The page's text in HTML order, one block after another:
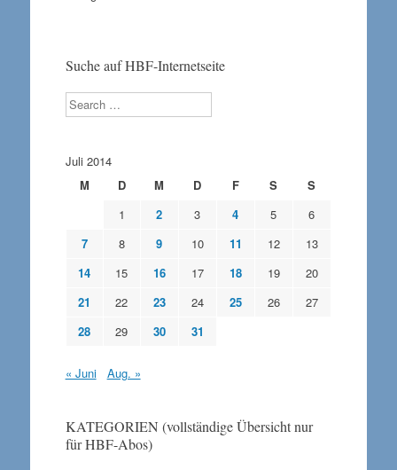
Suche auf HBF-Internetseite
Search
Juli 2014
M
D M D F S
S
1
2 3 4 5
6
7
8 9 10 11 12
13
14
15 16 17 18 19
20
21
22 23 24 25 26
27
28
29 30 31
« Juni Aug. »
KATEGORIEN (vollständige Übersicht nur
für HBF-Abos)